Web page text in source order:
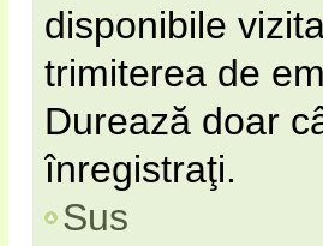
disponibile
trimiterea de
Durează doar
înregistraţi.
Sus